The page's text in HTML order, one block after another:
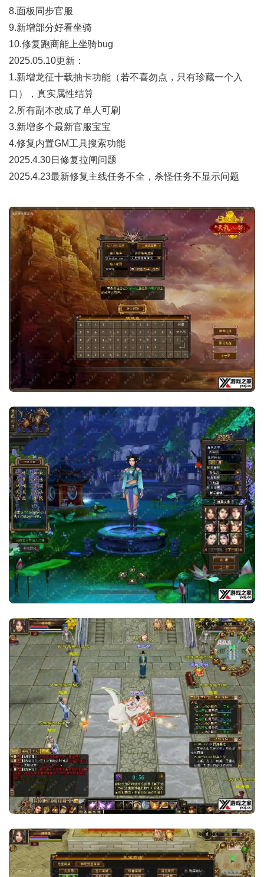
8.面板同步官服
9.新增部分好看坐骑
10.修复跑商能上坐骑bug
2025.05.10更新：
1.新增龙征十载抽卡功能（若不喜勿点，只有珍藏一个入
口），真实属性结算
2.所有副本改成了单人可刷
3.新增多个最新官服宝宝
4.修复内置GM工具搜索功能
2025.4.30日修复拉闸问题
2025.4.23最新修复主线任务不全，杀怪任务不显示问题